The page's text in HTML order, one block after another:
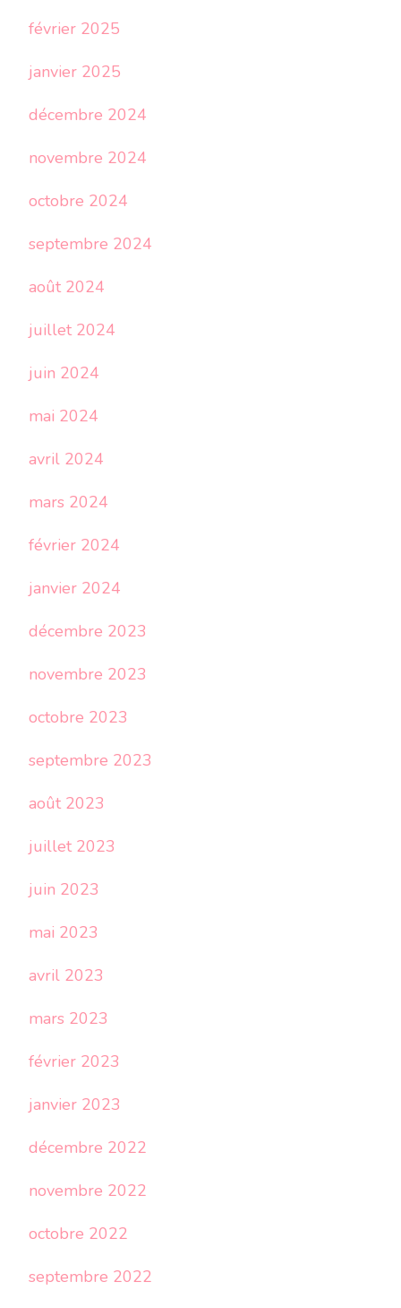
février 2025
janvier 2025
décembre 2024
novembre 2024
octobre 2024
septembre 2024
août 2024
juillet 2024
juin 2024
mai 2024
avril 2024
mars 2024
février 2024
janvier 2024
décembre 2023
novembre 2023
octobre 2023
septembre 2023
août 2023
juillet 2023
juin 2023
mai 2023
avril 2023
mars 2023
février 2023
janvier 2023
décembre 2022
novembre 2022
octobre 2022
septembre 2022